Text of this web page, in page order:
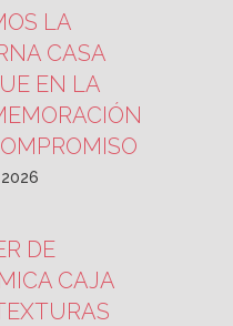
LA
CASA
EN LA
DE
CAJA